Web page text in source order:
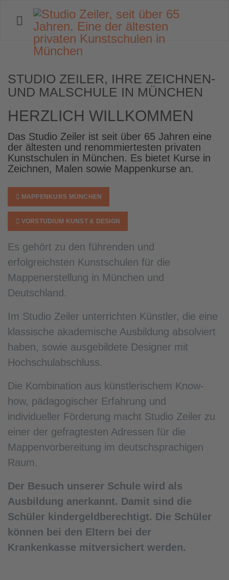
Ihre Kunstkurse / Mappenkurse in
München
STUDIO ZEILER, IHRE ZEICHNEN-
UND MALSCHULE IN MÜNCHEN
HERZLICH WILLKOMMEN
Das Studio Zeiler ist seit über 65 Jahren eine
der ältesten und renommier­testen privaten
Kunstschulen in München. Es bietet Kurse in
Zeichnen, Malen sowie Mappenkurse an.
MAPPENKURS MÜNCHEN
VORSTUDIUM KUNST & DESIGN
Es gehört zu den führenden und
erfolgreichsten Kunstschulen für die
Mappenerstellung in München und
Deutschland.
Im Studio Zeiler unterrichten Künstler, die eine
klassische akademische Ausbildung absolviert
haben, sowie ausgebildete Designer mit
Hochschulabschluss.
Die Kombination aus künstlerischem Know-
how, pädagogischer Erfahrung und
individueller Förderung macht Studio Zeiler zu
einer der gefragtesten Adressen für die
Mappenvorbereitung im deutschsprachigen
Raum.
Der Besuch unserer Schule wird als
Ausbildung anerkannt. Damit sind die
Schüler kindergeldberechtigt. Die Schüler
können bei den Eltern bei der
Krankenkasse mitversichert werden.